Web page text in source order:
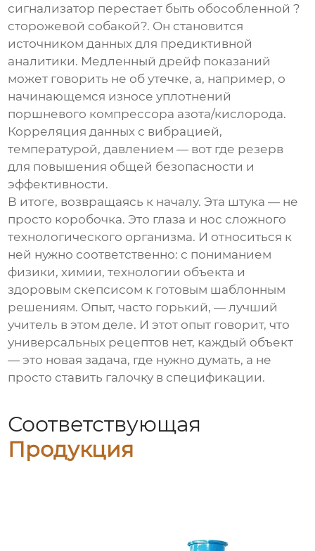
сигнализатор перестает быть обособленной ?
сторожевой собакой?. Он становится
источником данных для предиктивной
аналитики. Медленный дрейф показаний
может говорить не об утечке, а, например, о
начинающемся износе уплотнений
поршневого компрессора азота/кислорода.
Корреляция данных с вибрацией,
температурой, давлением — вот где резерв
для повышения общей безопасности и
эффективности.
В итоге, возвращаясь к началу. Эта штука — не
просто коробочка. Это глаза и нос сложного
технологического организма. И относиться к
ней нужно соответственно: с пониманием
физики, химии, технологии объекта и
здоровым скепсисом к готовым шаблонным
решениям. Опыт, часто горький, — лучший
учитель в этом деле. И этот опыт говорит, что
универсальных рецептов нет, каждый объект
— это новая задача, где нужно думать, а не
просто ставить галочку в спецификации.
Соответствующая
Продукция